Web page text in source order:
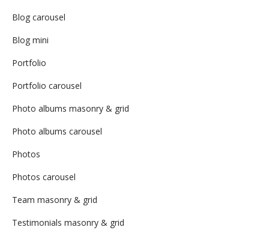
Blog carousel
Blog mini
Portfolio
Portfolio carousel
Photo albums masonry & grid
Photo albums carousel
Photos
Photos carousel
Team masonry & grid
Testimonials masonry & grid